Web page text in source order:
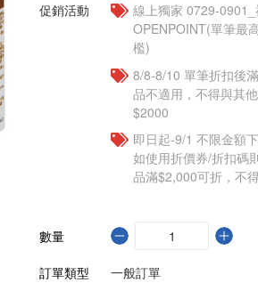
促銷活動
線上獨家 0729-
OPENPOINT(單筆最
檻)
8/8-8/10 單筆折扣後
品不適用，不得與其
$2000
即日起-9/1 不限金額
如使用折價券/折扣碼
品滿$2,000可折，不
數量
訂單類型
一般訂單